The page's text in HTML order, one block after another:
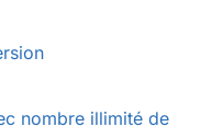
nombre illimité de